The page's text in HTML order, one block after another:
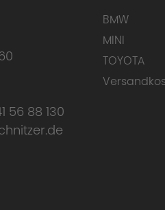
AC Schnitzer
Here you
56 88 130
BMW
MINI
TOYOTA